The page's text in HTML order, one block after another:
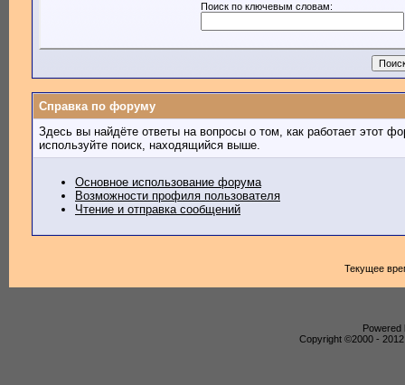
Поиск по ключевым словам:
Справка по форуму
Здесь вы найдёте ответы на вопросы о том, как работает этот
используйте поиск, находящийся выше.
Основное использование форума
Возможности профиля пользователя
Чтение и отправка сообщений
Текущее
Powered
Copyright ©2000 -